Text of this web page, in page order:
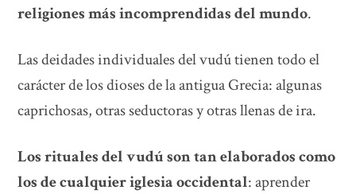
religiones más incomprendidas del mundo.
Las deidades individuales del vudú tienen todo el
carácter de los dioses de la antigua Grecia: algunas
caprichosas, otras seductoras y otras llenas de ira.
Los rituales del vudú son tan elaborados como
los de cualquier iglesia occidental: aprender